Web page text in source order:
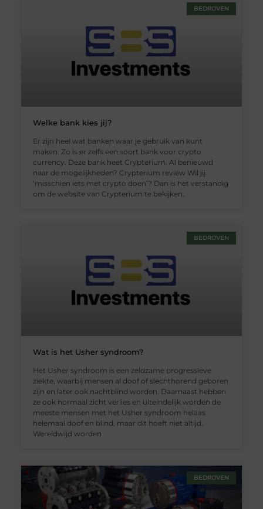
BEDRIJVEN
Welke bank kies jij?
Er zijn heel wat banken waar je gebruik van kunt
maken. Zo is er zelfs een soort bank voor crypto
currency. Deze bank heet Crypterium. Al benieuwd
naar de mogelijkheden? Crypterium review Wil jij
‘misschien iets met crypto doen’? Dan is het verstandig
om de website van Crypterium te bekijken.
BEDRIJVEN
Wat is het Usher syndroom?
Het Usher syndroom is een zeldzame progressieve
ziekte, waarbij mensen al doof of slechthorend geboren
zijn en later ook nachtblind worden. Daarnaast hebben
ze ook normaal zicht verlies en uiteindelijk worden de
meeste mensen met het Usher syndroom helaas
helemaal doof en blind, maar dit hoeft niet altijd.
Wereldwijd worden
BEDRIJVEN